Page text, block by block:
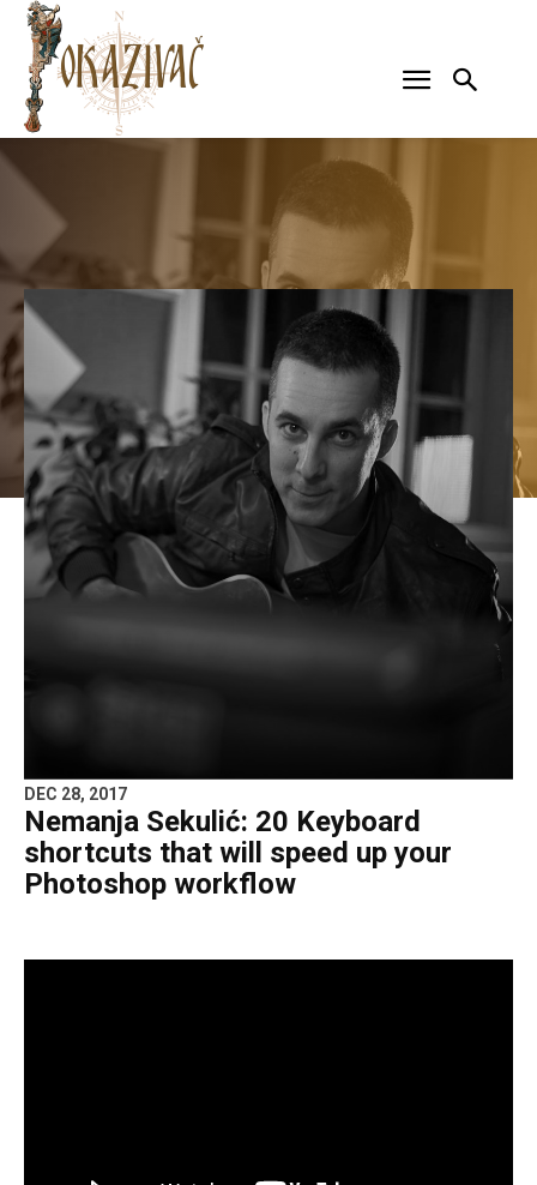
DEC 28, 2017
Nemanja Sekulić: 20 Keyboard
shortcuts that will speed up your
Photoshop workflow